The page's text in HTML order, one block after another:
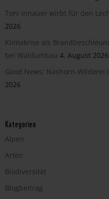
Toni Innauer wirbt für den Lech
2026
Klimakrise als
bei Waldumbau 4. August 2026
Good News: Nashorn-
2026
Kategorien
Alpen
Arten
Biodiversität
Blogbeitrag